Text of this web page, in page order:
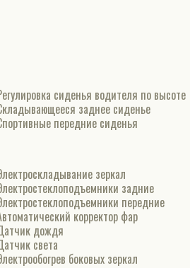
сиденья водителя по высоте
заднее сиденье
передние сиденья
зеркал
задние
передние
корректор фар
дождя
света
боковых зеркал